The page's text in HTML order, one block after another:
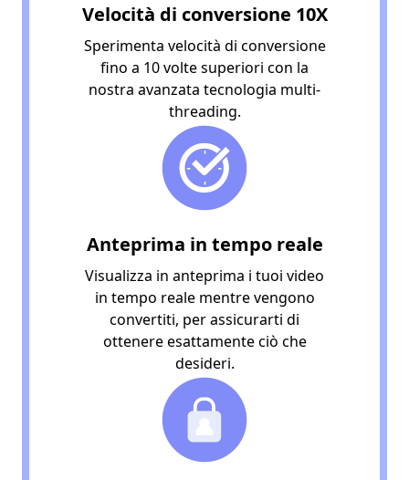
Velocità di conversione 10X
Sperimenta velocità di conversione
fino a 10 volte superiori con la
nostra avanzata tecnologia multi-
threading.
Anteprima in tempo reale
Visualizza in anteprima i tuoi video
in tempo reale mentre vengono
convertiti, per assicurarti di
ottenere esattamente ciò che
desideri.